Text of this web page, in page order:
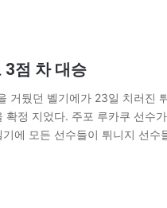
점 차 대승
거뒀던 벨기에가 23일 치러진
정 지었다. 주포 루카쿠 선수
에 모든 선수들이 튀니지 선수